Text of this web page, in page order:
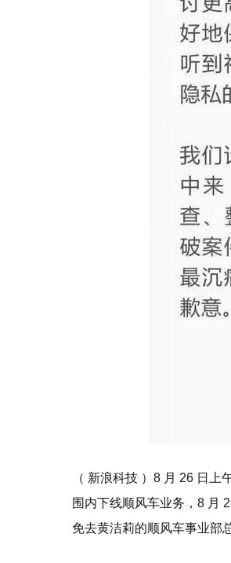
（ 新浪科技 ）8 月 26 日
围内下线顺风车业务，8 月
免去黄洁莉的顺风车事业部